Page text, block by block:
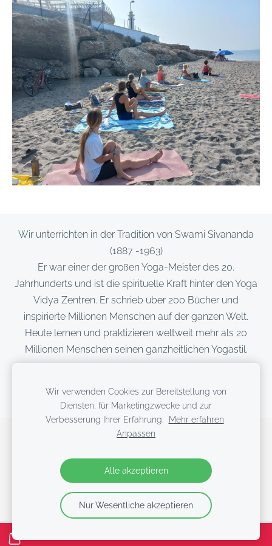
Wir unterrichten in der Tradition von Swami Sivananda
(1887 -1963)
Er war einer der großen Yoga-Meister des 20.
Jahrhunderts und ist die spirituelle Kraft hinter den Yoga
Vidya Zentren. Er schrieb über 200 Bücher und
inspirierte Millionen Menschen auf der ganzen Welt.
Heute lernen und praktizieren weltweit mehr als 20
Millionen Menschen seinen ganzheitlichen Yogastil.
verwirkliche“
Cookies
Wir verwenden Cookies zur Bereitstellung von
Diensten, für Marketingzwecke und zur
Verbesserung Ihrer Erfahrung.
Mehr erfahren
Anpassen
Alle akzeptieren
Nur Wesentliche akzeptieren